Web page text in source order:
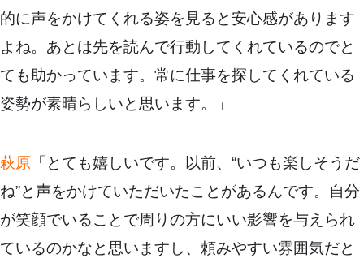
的に声をかけてくれる姿を見ると安心感があります
よね。あとは先を読んで行動してくれているのでと
ても助かっています。常に仕事を探してくれている
姿勢が素晴らしいと思います。」
萩原 「とても嬉しいです。以前、“いつも楽しそうだ
ね”と声をかけていただいたことがあるんです。自分
が笑顔でいることで周りの方にいい影響を与えられ
ているのかなと思いますし、頼みやすい雰囲気だと